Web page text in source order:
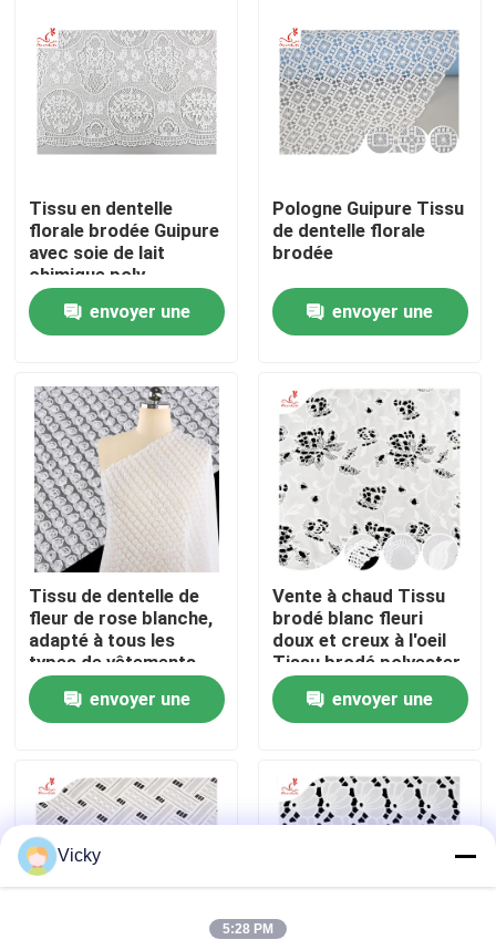
Maison
Au sujet de nous
Visite d'usine
Contrôle de qualité
Contactez-nous
Demandez une citation
Exhibition Information
tissu brodé de dentelle
équilibre brodé de dentelle
Tissu en dentelle
florale brodée Guipure
avec soie de lait
chimique poly
envoyer une
Pologne Guipure Tissu
de dentelle florale
brodée
envoyer une
Tissu de dentelle de
fleur de rose blanche,
adapté à tous les
types de vêtements,
support de tissus sur
mesure.envoyer une
Vente à chaud Tissu
brodé blanc fleuri
doux et creux à l'oeil
Tissu brodé polyester
envoyer une
Vicky
5:28 PM